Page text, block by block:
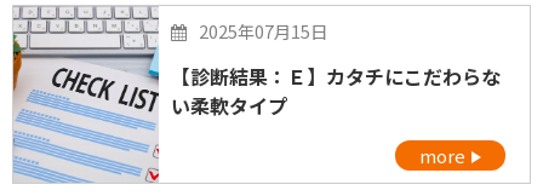
2025年07月15日
【診断結果：Ｅ】カタチにこだわらな
い柔軟タイプ
more